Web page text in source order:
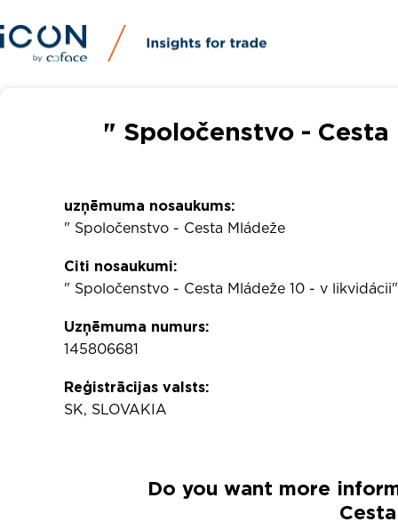
" Spoločenstvo -
uzņēmuma nosaukums:
" Spoločenstvo - Cesta Mládeže
Citi nosaukumi:
" Spoločenstvo - Cesta Mládeže 10 - v likvidácii"
Uzņēmuma numurs:
145806681
Reģistrācijas valsts:
SK, SLOVAKIA
Do you want more